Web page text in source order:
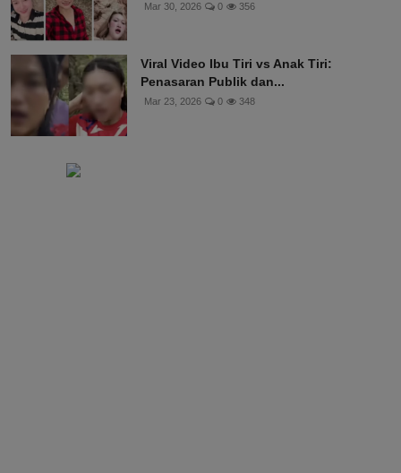
Mar 30, 2026 0 356
Viral Video Ibu Tiri vs Anak Tiri:
Penasaran Publik dan...
Mar 23, 2026 0 348